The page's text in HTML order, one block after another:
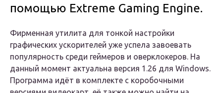
помощью Extreme Gaming Engine.
Фирменная утилита для тонкой настройки
графических ускорителей уже успела завоевать
популярность среди геймеров и оверклокеров. На
данный момент актуальна версия 1.26 для Windows.
Программа идёт в комплекте с коробочными